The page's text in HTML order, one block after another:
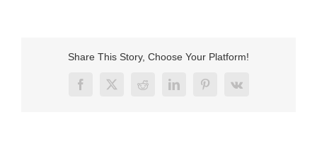
Share This Story, Choose Your Platform!
Facebook
X RedditLinkedInPinterest
Vk